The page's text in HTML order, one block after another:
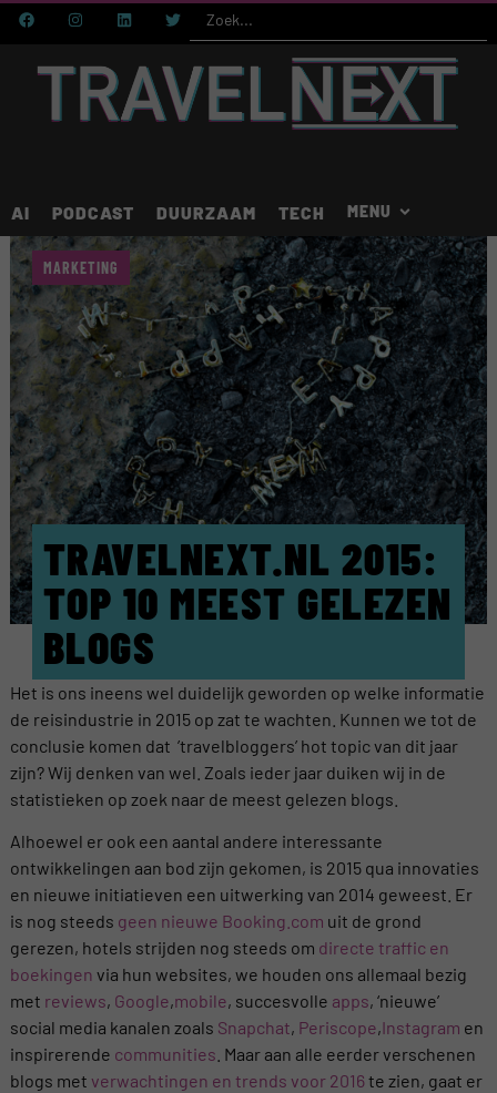
AI PODCAST DUURZAAM TECH
TRAVELNEXT.NL 2015:
TOP 10 MEEST GELEZEN
BLOGS
MARKETING
Het is ons ineens wel duidelijk geworden op welke informatie
de reisindustrie in 2015 op zat te wachten. Kunnen we tot de
conclusie komen dat ’travelbloggers’ hot topic van dit jaar
zijn? Wij denken van wel. Zoals ieder jaar duiken wij in de
statistieken op zoek naar de meest gelezen blogs.
Alhoewel er ook een aantal andere interessante
ontwikkelingen aan bod zijn gekomen, is 2015 qua innovaties
en nieuwe initiatieven een uitwerking van 2014 geweest. Er
is nog steeds geen nieuwe Booking.com uit de grond
gerezen, hotels strijden nog steeds om directe traffic en
boekingen via hun websites, we houden ons allemaal bezig
met reviews, Google,mobile, succesvolle apps, ‘nieuwe’
social media kanalen zoals Snapchat, Periscope,Instagram en
inspirerende communities . Maar aan alle eerder verschenen
blogs met verwachtingen en trends voor 2016te zien, gaat er